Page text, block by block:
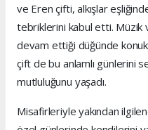
ve Eren çifti, alkışlar
tebriklerini kabul etti. Müzik
devam ettiği düğünde
çift de bu anlamlı günlerini
mutluluğunu yaşadı.
Misafirleriyle yakından